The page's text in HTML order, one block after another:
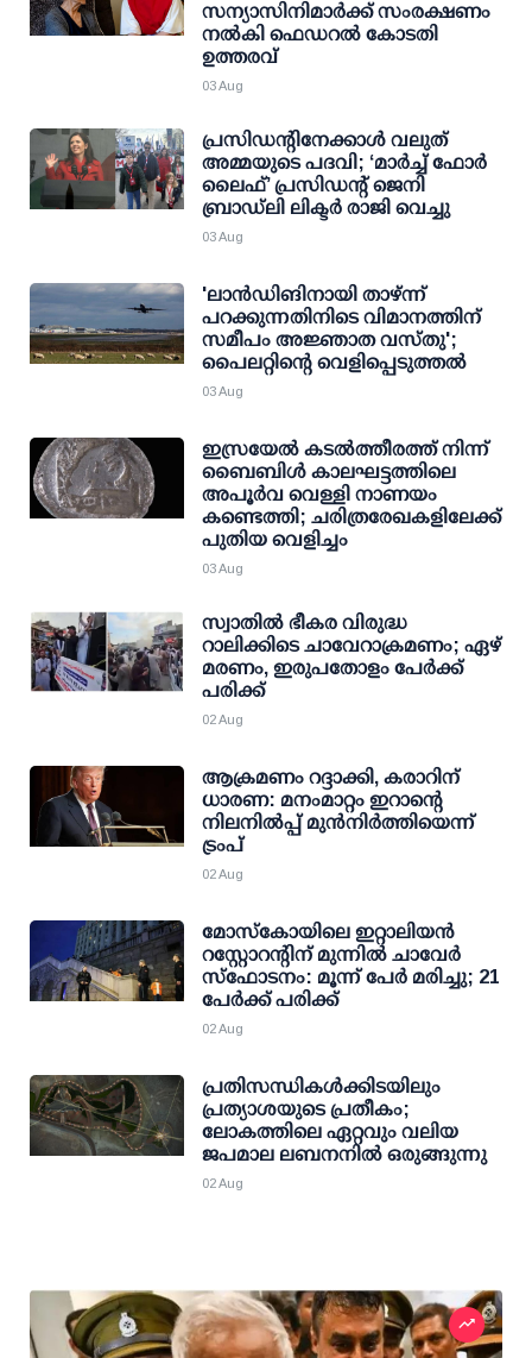
സന്യാസിനിമാർക്ക് സംരക്ഷണം
നൽകി ഫെഡറല്‍ കോടതി
ഉത്തരവ്
03 Aug
പ്രസിഡന്റിനേക്കാള്‍ വലുത്
അമ്മയുടെ പദവി; ‘മാര്‍ച്ച് ഫോര്‍
ലൈഫ്’ പ്രസിഡന്റ് ജെനി
ബ്രാഡ്ലി ലിക്ടര്‍ രാജി വെച്ചു
03 Aug
'ലാന്‍ഡിങിനായി താഴ്ന്ന്
പറക്കുന്നതിനിടെ വിമാനത്തിന്
സമീപം അജ്ഞാത വസ്തു';
പൈലറ്റിന്റെ വെളിപ്പെടുത്തല്‍
03 Aug
ഇസ്രയേൽ കടൽത്തീരത്ത് നിന്ന്
ബൈബിൾ കാലഘട്ടത്തിലെ
അപൂർവ വെള്ളി നാണയം
കണ്ടെത്തി; ചരിത്രരേഖകളിലേക്ക്
പുതിയ വെളിച്ചം
03 Aug
സ്വാതില്‍ ഭീകര വിരുദ്ധ
റാലിക്കിടെ ചാവേറാക്രമണം; ഏഴ്
മരണം, ഇരുപതോളം പേര്‍ക്ക്
പരിക്ക്
02 Aug
ആക്രമണം റദ്ദാക്കി, കരാറിന്
ധാരണ: മനംമാറ്റം ഇറാന്റെ
നിലനില്‍പ്പ് മുന്‍നിര്‍ത്തിയെന്ന്
ട്രംപ്
02 Aug
മോസ്‌കോയിലെ ഇറ്റാലിയന്‍
റസ്റ്റോറന്റിന് മുന്നില്‍ ചാവേര്‍
സ്‌ഫോടനം: മൂന്ന് പേര്‍ മരിച്ചു; 21
പേര്‍ക്ക് പരിക്ക്
02 Aug
പ്രതിസന്ധികൾക്കിടയിലും
പ്രത്യാശയുടെ പ്രതീകം;
ലോകത്തിലെ ഏറ്റവും വലിയ
ജപമാല ലബനനിൽ ഒരുങ്ങുന്നു
02 Aug